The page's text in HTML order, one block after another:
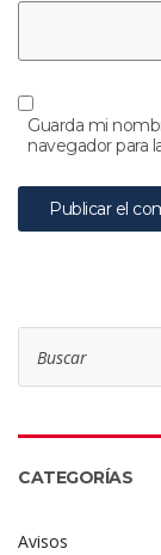
Guarda mi
navegador para
Search
for:
CATEGORÍAS
Avisos